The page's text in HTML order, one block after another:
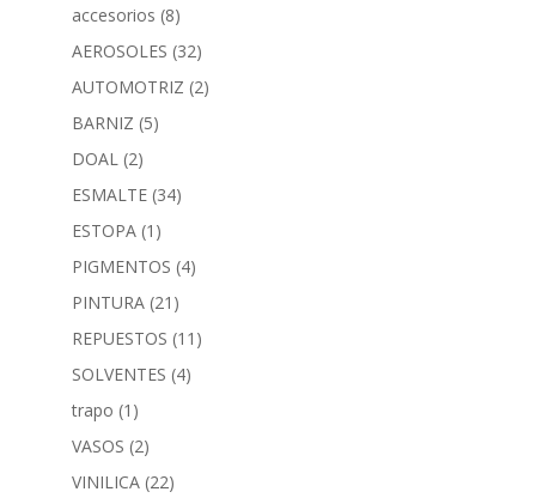
accesorios (8)
AEROSOLES (32)
AUTOMOTRIZ (2)
BARNIZ (5)
DOAL (2)
ESMALTE (34)
ESTOPA (1)
PIGMENTOS (4)
PINTURA (21)
REPUESTOS (11)
SOLVENTES (4)
trapo (1)
VASOS (2)
VINILICA (22)